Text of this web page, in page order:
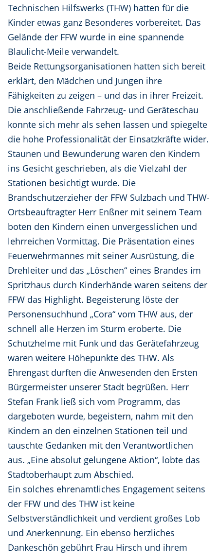
Technischen Hilfswerks (THW) hatten für die
Kinder etwas ganz Besonderes vorbereitet. Das
Gelände der FFW wurde in eine spannende
Blaulicht-Meile verwandelt.
Beide Rettungsorganisationen hatten sich bereit
erklärt, den Mädchen und Jungen ihre
Fähigkeiten zu zeigen – und das in ihrer Freizeit.
Die anschließende Fahrzeug- und Geräteschau
konnte sich mehr als sehen lassen und spiegelte
die hohe Professionalität der Einsatzkräfte wider.
Staunen und Bewunderung waren den Kindern
ins Gesicht geschrieben, als die Vielzahl der
Stationen besichtigt wurde. Die
Brandschutzerzieher der FFW Sulzbach und THW-
Ortsbeauftragter Herr Enßner mit seinem Team
boten den Kindern einen unvergesslichen und
lehrreichen Vormittag. Die Präsentation eines
Feuerwehrmannes mit seiner Ausrüstung, die
Drehleiter und das „Löschen“ eines Brandes im
Spritzhaus durch Kinderhände waren seitens der
FFW das Highlight. Begeisterung löste der
Personensuchhund „Cora“ vom THW aus, der
schnell alle Herzen im Sturm eroberte. Die
Schutzhelme mit Funk und das Gerätefahrzeug
waren weitere Höhepunkte des THW. Als
Ehrengast durften die Anwesenden den Ersten
Bürgermeister unserer Stadt begrüßen. Herr
Stefan Frank ließ sich vom Programm, das
dargeboten wurde, begeistern, nahm mit den
Kindern an den einzelnen Stationen teil und
tauschte Gedanken mit den Verantwortlichen
aus. „Eine absolut gelungene Aktion“, lobte das
Stadtoberhaupt zum Abschied.
Ein solches ehrenamtliches Engagement seitens
der FFW und des THW ist keine
Selbstverständlichkeit und verdient großes Lob
und Anerkennung. Ein ebenso herzliches
Dankeschön gebührt Frau Hirsch und ihrem